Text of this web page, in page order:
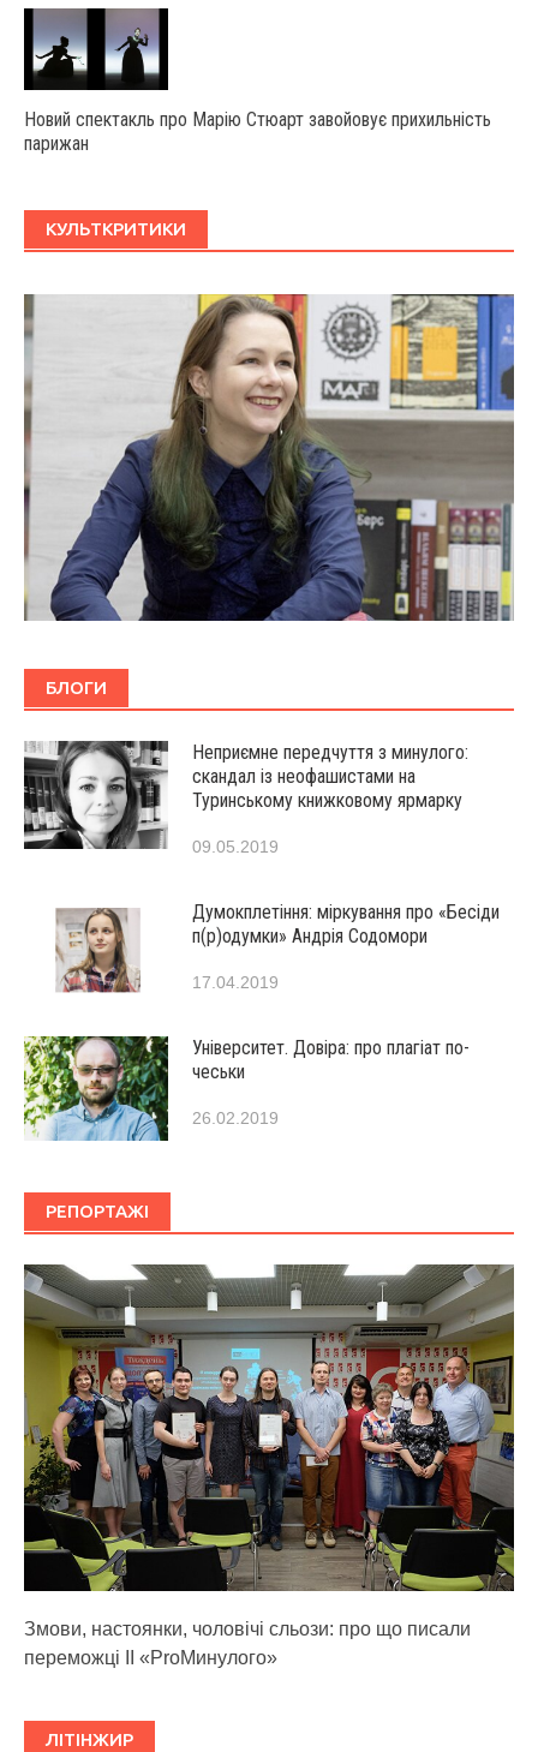
Новий спектакль про Марію Стюарт завойовує прихильність
парижан
КУЛЬТКРИТИКИ
БЛОГИ
Неприємне передчуття з минулого:
скандал із неофашистами на
Туринському книжковому ярмарку
09.05.2019
Думокплетіння: міркування про «Бесіди
п(р)одумки» Андрія Содомори
17.04.2019
Університет. Довіра: про плагіат по-
чеськи
26.02.2019
РЕПОРТАЖІ
Змови, настоянки, чоловічі сльози: про що писали
переможці ІІ «ProМинулого»
ЛІТІНЖИР